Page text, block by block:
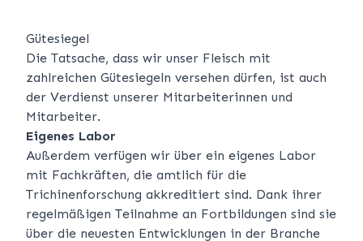
Gütesiegel
Die Tatsache, dass wir unser Fleisch mit
zahlreichen Gütesiegeln versehen dürfen, ist auch
der Verdienst unserer Mitarbeiterinnen und
Mitarbeiter.
Eigenes Labor
Außerdem verfügen wir über ein eigenes Labor
mit Fachkräften, die amtlich für die
Trichinenforschung akkreditiert sind. Dank ihrer
regelmäßigen Teilnahme an Fortbildungen sind sie
über die neuesten Entwicklungen in der Branche